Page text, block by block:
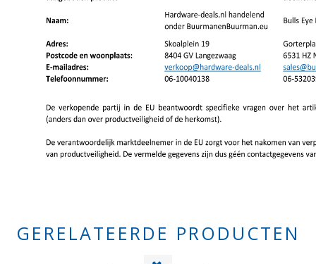
GERELATEERDE PRODUCTEN